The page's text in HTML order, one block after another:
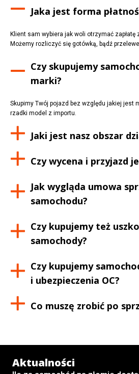
Jaka jest forma
Klient sam wybiera jak woli otrzymać zapłatę
Możemy rozliczyć się gotówką, bądź
Czy skupujemy
marki?
Skupimy Twój pojazd bez względu jakiej jest
rzadki model z importu.
Jaki jest nasz obszar
Czy wycena i przyjazd
Jak wygląda umowa
samochodu?
Czy kupujemy też
samochody?
Czy kupujemy
i ubezpieczenia OC?
Co muszę zrobić po
Aktualności